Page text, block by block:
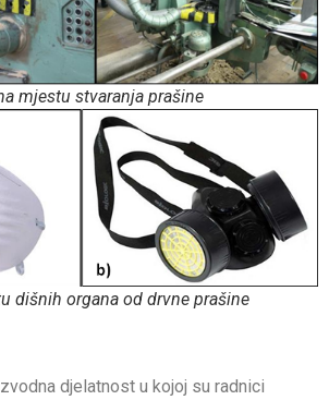
mjestu stvaranja prašine
dišnih organa od drvne prašine
djelatnost u kojoj su radnici